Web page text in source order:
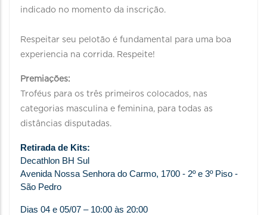
indicado no momento da inscrição.
Respeitar seu pelotão é fundamental para uma boa
experiencia na corrida. Respeite!
Premiações:
Troféus para os três primeiros colocados, nas
categorias masculina e feminina, para todas as
distâncias disputadas.
Retirada de Kits:
Decathlon BH Sul
Avenida Nossa Senhora do Carmo, 1700 - 2º e 3º Piso -
São Pedro
Dias 04 e 05/07 – 10:00 às 20:00